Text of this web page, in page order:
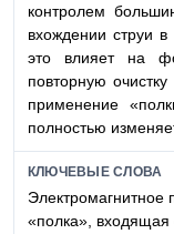
контролем
вхождении струи
это влияет на
повторную
применение
полностью
КЛЮЧЕВЫЕ СЛОВА
Электромагнитное
«полка», входящая